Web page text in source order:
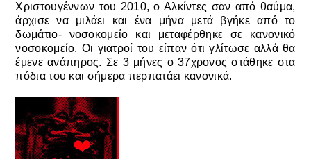
Χριστουγέννων του 2010, ο Αλκίντες σαν από θαύμα,
άρχισε να μιλάει και ένα μήνα μετά βγήκε από το
δωμάτιο- νοσοκομείο και μεταφέρθηκε σε κανονικό
νοσοκομείο. Οι γιατροί του είπαν ότι γλίτωσε αλλά θα
έμενε ανάπηρος. Σε 3 μήνες ο 37χρονος στάθηκε στα
πόδια του και σήμερα περπατάει κανονικά.